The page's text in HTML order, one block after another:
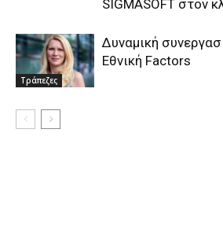
SIGMASOFT στον
Τράπεζες
Δυναμική
Εθνική Factors